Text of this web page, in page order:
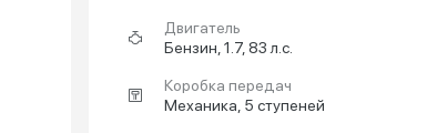
Двигатель
Бензин, 1.7, 83 л.с.
Коробка передач
Механика, 5 ступеней